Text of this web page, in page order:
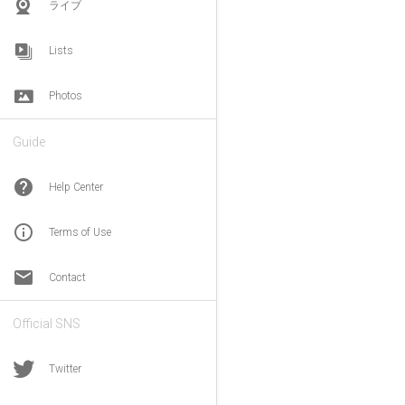
ライブ
Lists
Photos
Guide
help Help Center
info_outline Terms of Use
email Contact
Official SNS
Twitter